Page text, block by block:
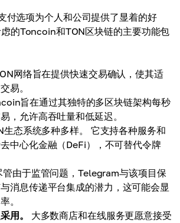
付选项为个人和公司提供了显着的好
的Toncoin和TON区块链的主要功能包
网络旨在提供快速交易确认，使其适
易。
旨在通过其独特的多区块链架构每秒
，允许高吞吐量和低延迟。
生态系统多种多样。 它支持各种服务和
中心化金融（DeFi），不可替代令牌
管由于监管问题，Telegram与该项目保
消息传递平台集成的潜力，这可能会显
。
用。
大多数商店和在线服务更愿意接受